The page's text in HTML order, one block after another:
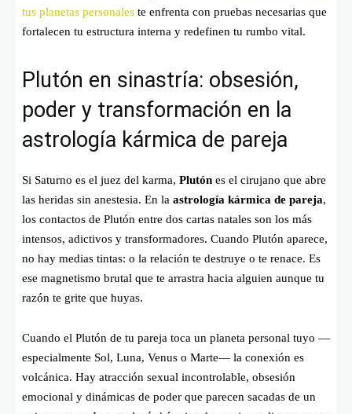
tus planetas personales te enfrenta con pruebas necesarias que
fortalecen tu estructura interna y redefinen tu rumbo vital.
Plutón en sinastría: obsesión,
poder y transformación en la
astrología kármica de pareja
Si Saturno es el juez del karma, Plutón es el cirujano que abre
las heridas sin anestesia. En la astrología kármica de pareja,
los contactos de Plutón entre dos cartas natales son los más
intensos, adictivos y transformadores. Cuando Plutón aparece,
no hay medias tintas: o la relación te destruye o te renace. Es
ese magnetismo brutal que te arrastra hacia alguien aunque tu
razón te grite que huyas.
Cuando el Plutón de tu pareja toca un planeta personal tuyo —
especialmente Sol, Luna, Venus o Marte— la conexión es
volcánica. Hay atracción sexual incontrolable, obsesión
emocional y dinámicas de poder que parecen sacadas de un